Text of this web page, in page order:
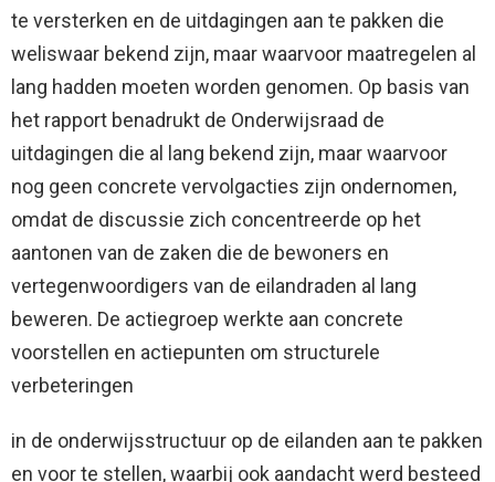
te versterken en de uitdagingen aan te pakken die
weliswaar bekend zijn, maar waarvoor maatregelen al
lang hadden moeten worden genomen. Op basis van
het rapport benadrukt de Onderwijsraad de
uitdagingen die al lang bekend zijn, maar waarvoor
nog geen concrete vervolgacties zijn ondernomen,
omdat de discussie zich concentreerde op het
aantonen van de zaken die de bewoners en
vertegenwoordigers van de eilandraden al lang
beweren. De actiegroep werkte aan concrete
voorstellen en actiepunten om structurele
verbeteringen
in de onderwijsstructuur op de eilanden aan te pakken
en voor te stellen, waarbij ook aandacht werd besteed